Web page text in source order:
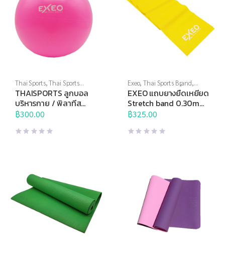
Thai Sports,Thai Sports
Brand,บริหารแกนกลางลำตัว
อุปกรณ์บริหารกาย,โยคะ และพิ
ลาทิสต์
THAISPORTS ลูกบอล
บริหารกาย / พิลาทีส
20cm.
฿300.00
Exeo,Thai Sports Brand,
อุปกรณ์คลายกล้ามเนื้อ,อุปกรณ์
ยืดเหยียด,อุปกรณ์เพื่อสุขภาพ,
โยคะ และพิลาทิสต์
EXEO แถบยางยืดเหยียด
Stretch band 0.30mm.
180 cm.
฿325.00